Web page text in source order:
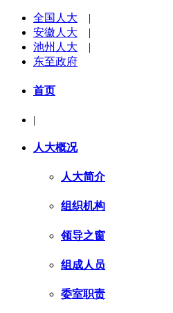
全国人大 |
安徽人大 |
池州人大 |
东至政府
首页
|
人大概况
人大简介
组织机构
领导之窗
组成人员
委室职责